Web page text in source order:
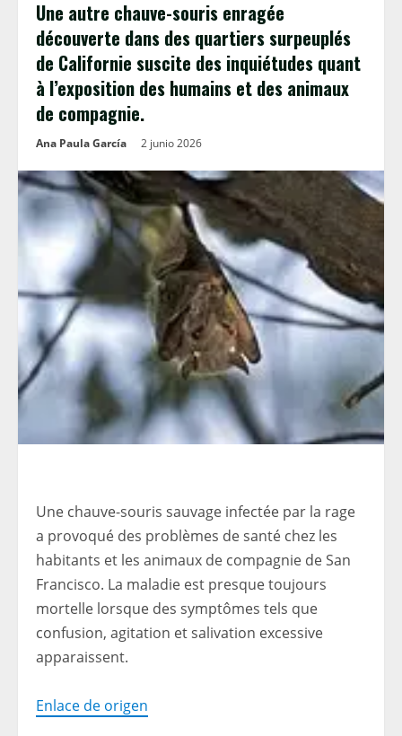
Une autre chauve-souris enragée
découverte dans des quartiers surpeuplés
de Californie suscite des inquiétudes quant
à l’exposition des humains et des animaux
de compagnie.
Ana Paula García 2 junio 2026
Une chauve-souris sauvage infectée par la rage
a provoqué des problèmes de santé chez les
habitants et les animaux de compagnie de San
Francisco. La maladie est presque toujours
mortelle lorsque des symptômes tels que
confusion, agitation et salivation excessive
apparaissent.
Enlace de origen